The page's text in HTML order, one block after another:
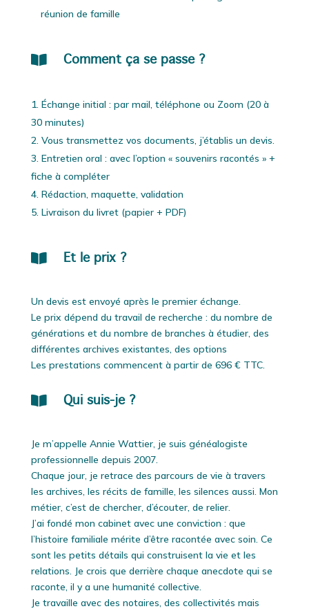
réunion de famille
 Comment ça se passe ?
Échange initial : par mail, téléphone ou Zoom (20 à
30 minutes)
Vous transmettez vos documents, j’établis un devis.
Entretien oral : avec l’option « souvenirs racontés » +
fiche à compléter
Rédaction, maquette, validation
Livraison du livret (papier + PDF)
 Et le prix ?
Un devis est envoyé après le premier échange.
Le prix dépend du travail de recherche : du nombre de
générations et du nombre de branches à étudier, des
différentes archives existantes, des options
Les prestations commencent à partir de 696 € TTC.
 Qui suis-je ?
Je m’appelle Annie Wattier, je suis généalogiste
professionnelle depuis 2007.
Chaque jour, je retrace des parcours de vie à travers
les archives, les récits de famille, les silences aussi. Mon
métier, c’est de chercher, d’écouter, de relier.
J’ai fondé mon cabinet avec une conviction : que
l’histoire familiale mérite d’être racontée avec soin. Ce
sont les petits détails qui construisent la vie et les
relations. Je crois que derrière chaque anecdote qui se
raconte, il y a une humanité collective.
Je travaille avec des notaires, des collectivités mais